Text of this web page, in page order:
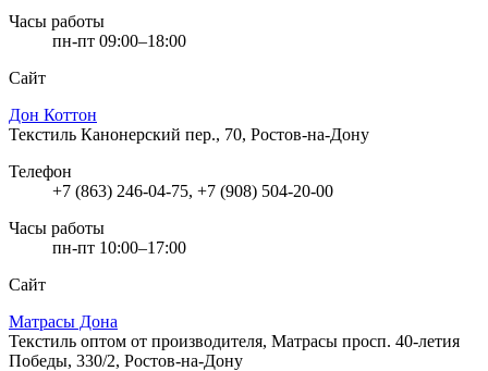
Часы работы
пн-пт 09:00–18:00
Сайт
Дон Коттон
Текстиль Канонерский пер., 70, Ростов-на-Дону
Телефон
+7 (863) 246-04-75, +7 (908) 504-20-00
Часы работы
пн-пт 10:00–17:00
Сайт
Матрасы Дона
Текстиль оптом от производителя, Матрасы просп. 40-летия
Победы, 330/2, Ростов-на-Дону